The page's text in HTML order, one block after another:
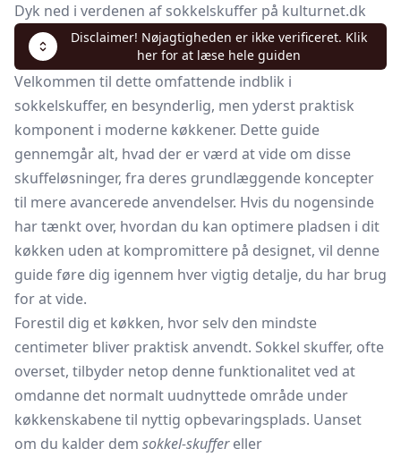
Dyk ned i verdenen af sokkelskuffer på kulturnet.dk
Disclaimer! Nøjagtigheden er ikke verificeret. Klik
her for at læse hele guiden
Velkommen til dette omfattende indblik i
sokkelskuffer, en besynderlig, men yderst praktisk
komponent i moderne køkkener. Dette guide
gennemgår alt, hvad der er værd at vide om disse
skuffeløsninger, fra deres grundlæggende koncepter
til mere avancerede anvendelser. Hvis du nogensinde
har tænkt over, hvordan du kan optimere pladsen i dit
køkken uden at kompromittere på designet, vil denne
guide føre dig igennem hver vigtig detalje, du har brug
for at vide.
Forestil dig et køkken, hvor selv den mindste
centimeter bliver praktisk anvendt. Sokkel skuffer, ofte
overset, tilbyder netop denne funktionalitet ved at
omdanne det normalt uudnyttede område under
køkkenskabene til nyttig opbevaringsplads. Uanset
om du kalder dem sokkel-skuffereller